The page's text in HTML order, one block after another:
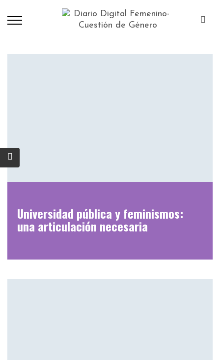
Universidad pública y feminismos:
una articulación necesaria